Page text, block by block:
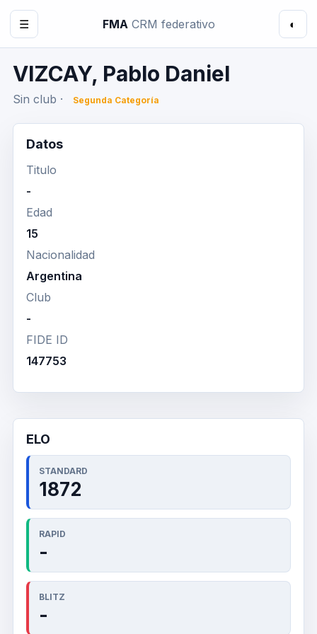
☰ FMA CRM federativo ◐
VIZCAY, Pablo Daniel
Sin club · Segunda Categoría
Datos
Titulo
-
Edad
15
Nacionalidad
Argentina
Club
-
FIDE ID
147753
ELO
STANDARD
1872
RAPID
-
BLITZ
-